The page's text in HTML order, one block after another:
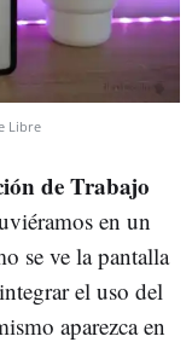
Libre
de Trabajo
en un
se ve la pantalla
el uso del
aparezca en